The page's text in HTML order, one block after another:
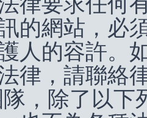
的網站，必
人的容許。
律，請聯絡
，除了以下